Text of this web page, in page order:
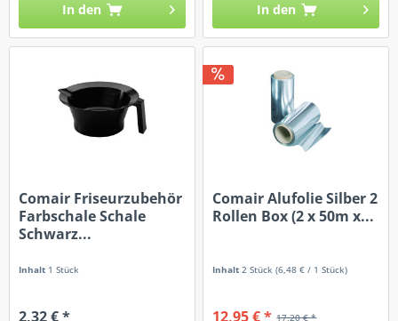
In den In den
Comair Friseurzubehör
Farbschale Schale
Schwarz...
Inhalt 1 Stück
2,32 € *
Comair Alufolie Silber 2
Rollen Box (2 x 50m x...
Inhalt 2 Stück(6,48 € / 1 Stück)
17,20 € *
12,95 € *